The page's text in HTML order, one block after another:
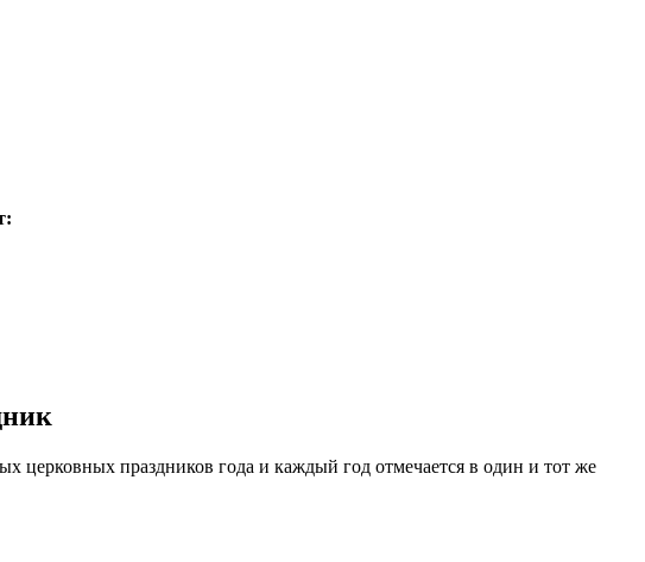
церковных праздников года и каждый год отмечается в один и тот же